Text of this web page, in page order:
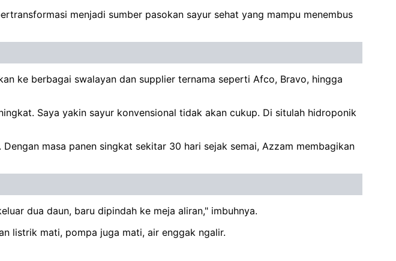
menjadi sumber pasokan sayur sehat yang mampu menembus
ke berbagai swalayan dan supplier ternama seperti Afco, Bravo, hingga
Saya yakin sayur konvensional tidak akan cukup. Di situlah hidroponik
masa panen singkat sekitar 30 hari sejak semai, Azzam membagikan
dua daun, baru dipindah ke meja aliran," imbuhnya.
listrik mati, pompa juga mati, air enggak ngalir.